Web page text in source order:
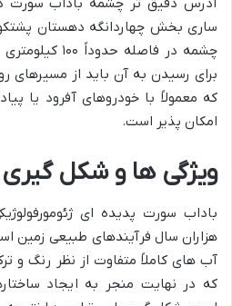
ساری بخش چهاردانگه دهستان
چشمه در فاصله
برای رسیدن به آن باید از مسیرهای
که معمولاً با خودروهای آفرود یا
امکان پذیر است.
ویژگی ها و شکل
باداب سورت پدیده ای
هزاران سال فرآیندهای طبیعی زمین
آب های کاملاً متفاوت از نظر رنگ و
که در نهایت منجر به ایجاد